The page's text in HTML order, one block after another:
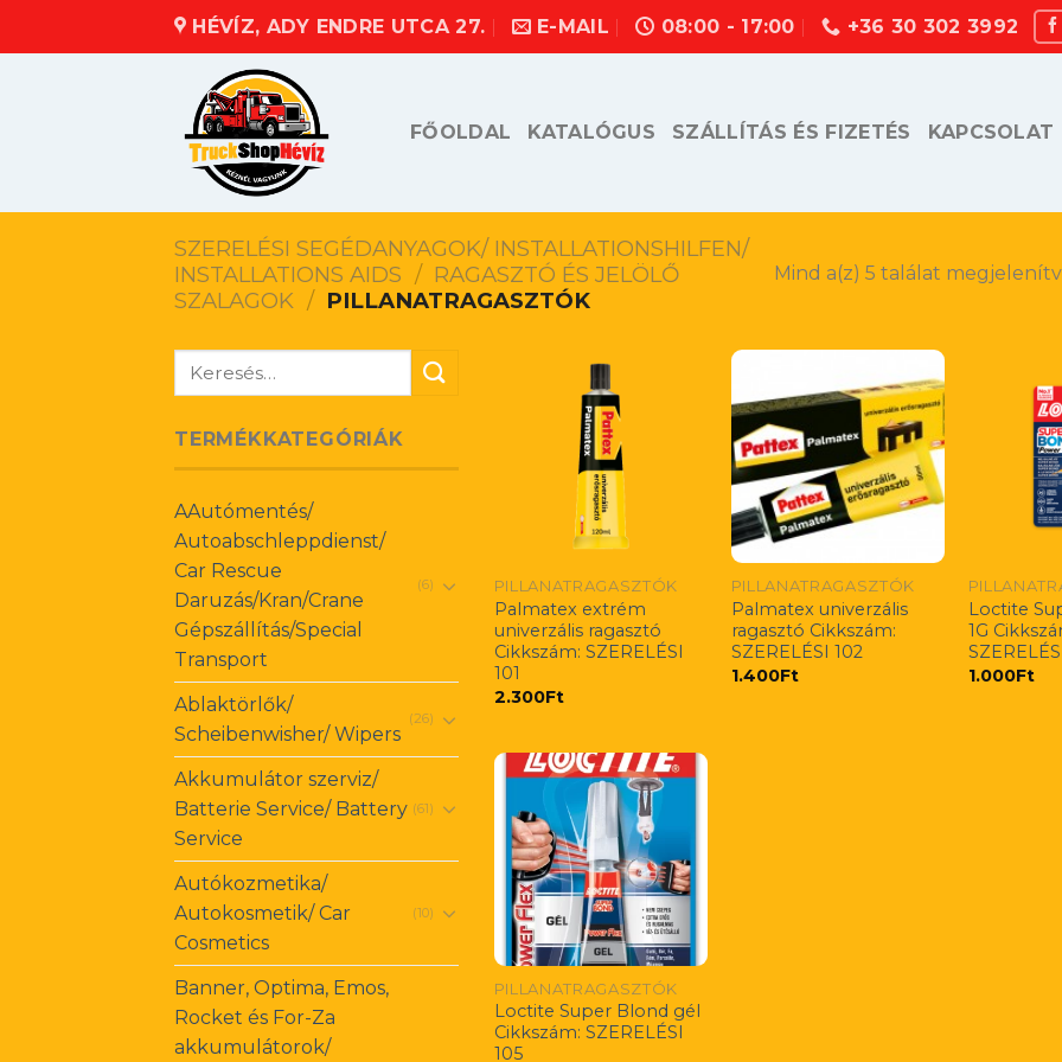
HÉVÍZ, ADY ENDRE UTCA 27. E-MAIL 08:00 - 17:00 +36 30 302 3992
FŐOLDAL KATALÓGUS SZÁLLÍTÁS ÉS FIZETÉS KAPCSOLAT
SZERELÉSI SEGÉDANYAGOK/ INSTALLATIONSHILFEN/
INSTALLATIONS AIDS / RAGASZTÓ ÉS JELÖLŐ
SZALAGOK / PILLANATRAGASZTÓK
Mind a(z) 5 találat
Keresés
TERMÉKKATEGÓRIÁK
AAutómentés/
Autoabschleppdienst/
Car Rescue
Daruzás/Kran/Crane
Gépszállítás/Special
Transport
(6)
Ablaktörlők/
Scheibenwisher/ Wipers
(26)
Akkumulátor szerviz/
Batterie Service/ Battery
Service
(61)
Autókozmetika/
Autokosmetik/ Car
Cosmetics
(10)
Banner, Optima, Emos,
Rocket és For-Za
akkumulátorok/
PILLANATRAGASZTÓK
Palmatex extrém
univerzális ragasztó
Cikkszám: SZERELÉSI
101
2.300Ft
PILLANATRAGASZTÓK
Palmatex univerzális
ragasztó Cikkszám:
SZERELÉSI 102
1.400Ft
Loctite
1G
1.000Ft
PILLANATRAGASZTÓK
Loctite Super Blond gél
Cikkszám: SZERELÉSI
105